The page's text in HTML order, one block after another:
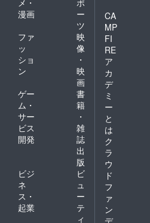
メ・
漫画
ポ
ー
ツ
ファ
ッ
ショ
ン
映
像
・
映
画
ゲー
ム・
サー
ビス
開発
書
籍
・
雑
誌
出
版
ビジ
ネ
ス・
起業
ビ
ュ
ー
テ
ィ
CA
MP
FI
RE
ア
カ
デ
ミ
ー
と
は
ク
ラ
ウ
ド
フ
ァ
ン